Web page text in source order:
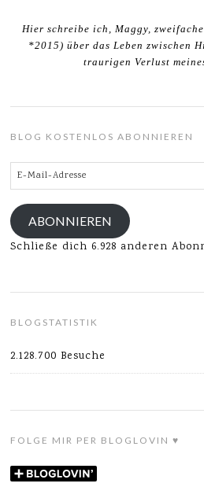
Hier schreibe ich, Maggy,
*2015) über das Leben zwischen
traurigen Verlust
BLOG KOSTENLOS ABONNIEREN
E-
Mail-
Adresse
ABONNIEREN
Schließe dich 6.928 anderen
BLOGSTATISTIK
2.128.700 Besuche
FOLGE MIR PER BLOGLOVIN ♥